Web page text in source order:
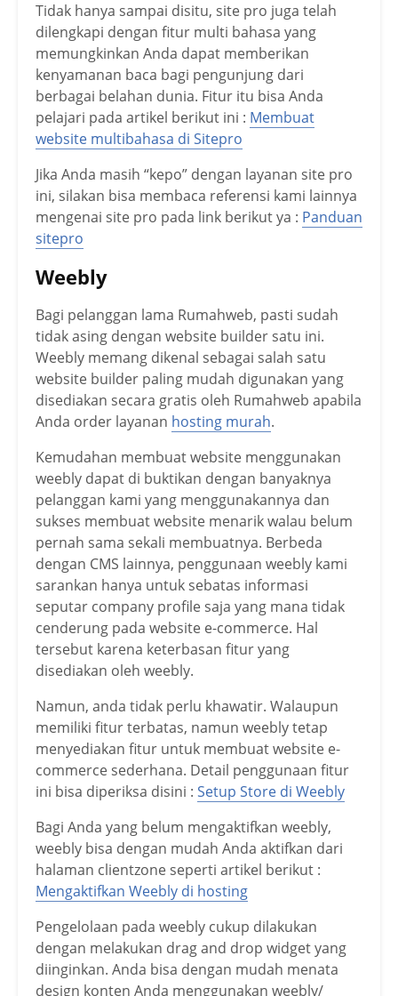
Tidak hanya sampai disitu, site pro juga telah
dilengkapi dengan fitur multi bahasa yang
memungkinkan Anda dapat memberikan
kenyamanan baca bagi pengunjung dari
berbagai belahan dunia. Fitur itu bisa Anda
pelajari pada artikel berikut ini : Membuat
website multibahasa di Sitepro
Jika Anda masih “kepo” dengan layanan site pro
ini, silakan bisa membaca referensi kami lainnya
mengenai site pro pada link berikut ya : Panduan
sitepro
Weebly
Bagi pelanggan lama Rumahweb, pasti sudah
tidak asing dengan website builder satu ini.
Weebly memang dikenal sebagai salah satu
website builder paling mudah digunakan yang
disediakan secara gratis oleh Rumahweb apabila
Anda order layanan hosting murah.
Kemudahan membuat website menggunakan
weebly dapat di buktikan dengan banyaknya
pelanggan kami yang menggunakannya dan
sukses membuat website menarik walau belum
pernah sama sekali membuatnya. Berbeda
dengan CMS lainnya, penggunaan weebly kami
sarankan hanya untuk sebatas informasi
seputar company profile saja yang mana tidak
cenderung pada website e-commerce. Hal
tersebut karena keterbasan fitur yang
disediakan oleh weebly.
Namun, anda tidak perlu khawatir. Walaupun
memiliki fitur terbatas, namun weebly tetap
menyediakan fitur untuk membuat website e-
commerce sederhana. Detail penggunaan fitur
ini bisa diperiksa disini : Setup Store di Weebly
Bagi Anda yang belum mengaktifkan weebly,
weebly bisa dengan mudah Anda aktifkan dari
halaman clientzone seperti artikel berikut :
Mengaktifkan Weebly di hosting
Pengelolaan pada weebly cukup dilakukan
dengan melakukan drag and drop widget yang
diinginkan. Anda bisa dengan mudah menata
design konten Anda menggunakan weebly/